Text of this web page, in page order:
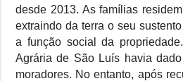
desde 2013. As famílias
extraindo da terra o seu
a função social da
Agrária de São Luís havia
moradores. No entanto, após